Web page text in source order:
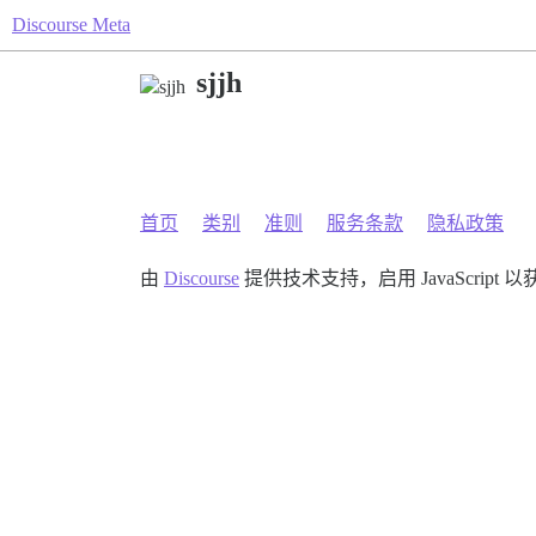
Discourse Meta
sjjh
首页 类别 准则 服务条款 隐私政策
由 Discourse 提供技术支持，启用 JavaScript 以